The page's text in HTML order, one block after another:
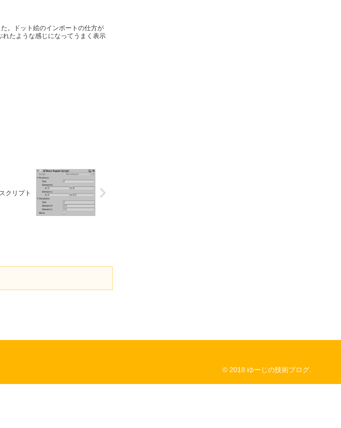
。ドット絵のインポートの仕方が
たような感じになってうまく表示
クリプト
© 2018 ゆーじの技術ブログ.